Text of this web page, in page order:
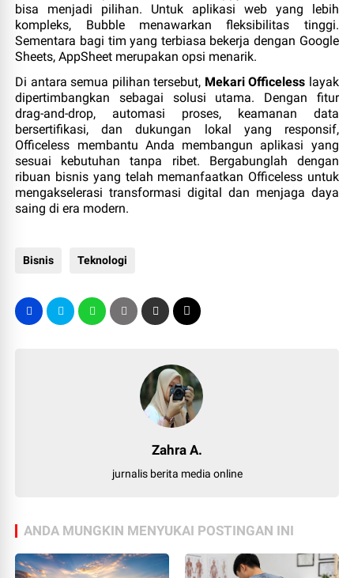
bisa menjadi pilihan. Untuk aplikasi web yang lebih
kompleks, Bubble menawarkan fleksibilitas tinggi.
Sementara bagi tim yang terbiasa bekerja dengan Google
Sheets, AppSheet merupakan opsi menarik.
Di antara semua pilihan tersebut, Mekari Officeless layak
dipertimbangkan sebagai solusi utama. Dengan fitur
drag‑and‑drop, automasi proses, keamanan data
bersertifikasi, dan dukungan lokal yang responsif,
Officeless membantu Anda membangun aplikasi yang
sesuai kebutuhan tanpa ribet. Bergabunglah dengan
ribuan bisnis yang telah memanfaatkan Officeless untuk
mengakselerasi transformasi digital dan menjaga daya
saing di era modern.
Bisnis Teknologi
Zahra A.
jurnalis berita media online
ANDA MUNGKIN MENYUKAI POSTINGAN INI